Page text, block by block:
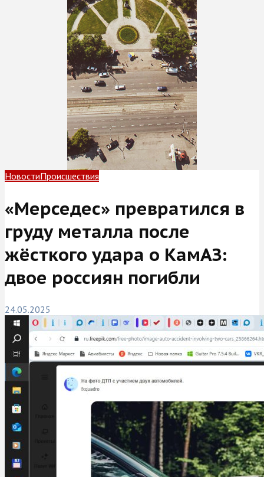
НовостиПроисшествия
«Мерседес» превратился в
груду металла после
жёсткого удара о КамАЗ:
двое россиян погибли
24.05.2025